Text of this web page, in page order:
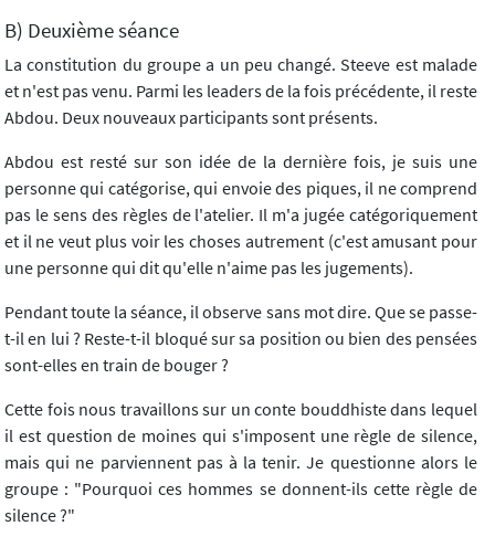
B) Deuxième séance
La constitution du groupe a un peu changé. Steeve est malade
et n'est pas venu. Parmi les leaders de la fois précédente, il reste
Abdou. Deux nouveaux participants sont présents.
Abdou est resté sur son idée de la dernière fois, je suis une
personne qui catégorise, qui envoie des piques, il ne comprend
pas le sens des règles de l'atelier. Il m'a jugée catégoriquement
et il ne veut plus voir les choses autrement (c'est amusant pour
une personne qui dit qu'elle n'aime pas les jugements).
Pendant toute la séance, il observe sans mot dire. Que se passe-
t-il en lui ? Reste-t-il bloqué sur sa position ou bien des pensées
sont-elles en train de bouger ?
Cette fois nous travaillons sur un conte bouddhiste dans lequel
il est question de moines qui s'imposent une règle de silence,
mais qui ne parviennent pas à la tenir. Je questionne alors le
groupe : "Pourquoi ces hommes se donnent-ils cette règle de
silence ?"